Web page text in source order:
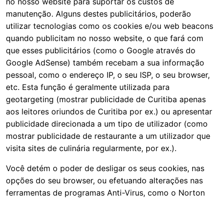
manutenção. Alguns destes publicitários, poderão
utilizar tecnologias como os cookies e/ou web beacons
quando publicitam no nosso website, o que fará com
que esses publicitários (como o Google através do
Google AdSense) também recebam a sua informação
pessoal, como o endereço IP, o seu ISP, o seu browser,
etc. Esta função é geralmente utilizada para
geotargeting (mostrar publicidade de Curitiba apenas
aos leitores oriundos de Curitiba por ex.) ou apresentar
publicidade direcionada a um tipo de utilizador (como
mostrar publicidade de restaurante a um utilizador que
visita sites de culinária regularmente, por ex.).
Você detém o poder de desligar os seus cookies, nas
opções do seu browser, ou efetuando alterações nas
ferramentas de programas Anti-Virus, como o Norton